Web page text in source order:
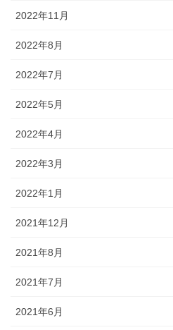
2022年11月
2022年8月
2022年7月
2022年5月
2022年4月
2022年3月
2022年1月
2021年12月
2021年8月
2021年7月
2021年6月